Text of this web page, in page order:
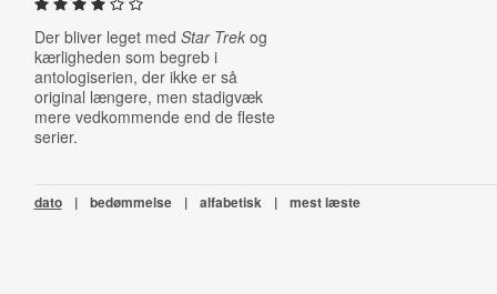
Der bliver leget med Star Trek og
kærligheden som begreb i
antologiserien, der ikke er så
original længere, men stadigvæk
mere vedkommende end de fleste
serier.
dato | bedømmelse | alfabetisk | mest læste